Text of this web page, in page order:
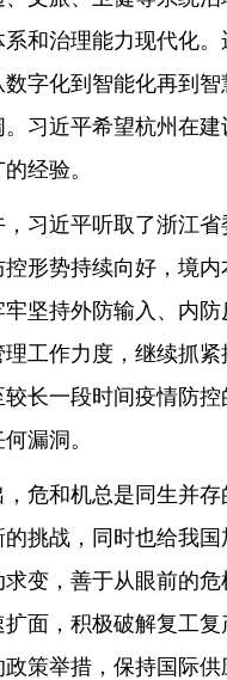
和治理能力现代化
字化到智能化再到
习近平希望杭州在
经验。
，习近平听取了浙江
形势持续向好，境
坚持外防输入、内
工作力度，继续抓
较长一段时间疫情防
漏洞。
，危和机总是同生并
挑战，同时也给我
变，善于从眼前的
面，积极破解复工
策举措，保持国际